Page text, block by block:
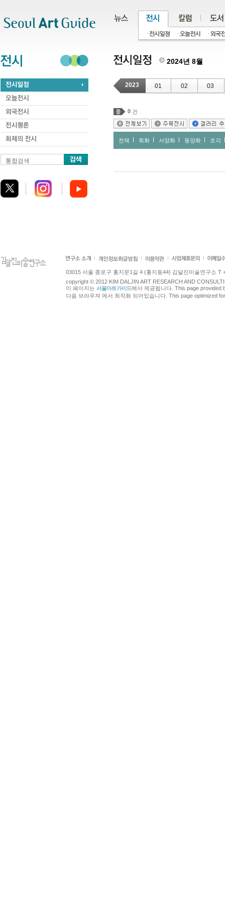
통합검색
2024년 8월
2023 01 02 03
0 건
전체 회화 서양화 동양화 조각
03015 서울 종로구 홍지문1길 4 (홍지동44) 김달진미술연구소 T
copyright © 2012 KIM DALJIN ART RESEARCH AND
이 페이지는 서울아트가이드에서 제공됩니다. This page provided
다음 브라우져 에서 최적화 되어있습니다. This page optimized